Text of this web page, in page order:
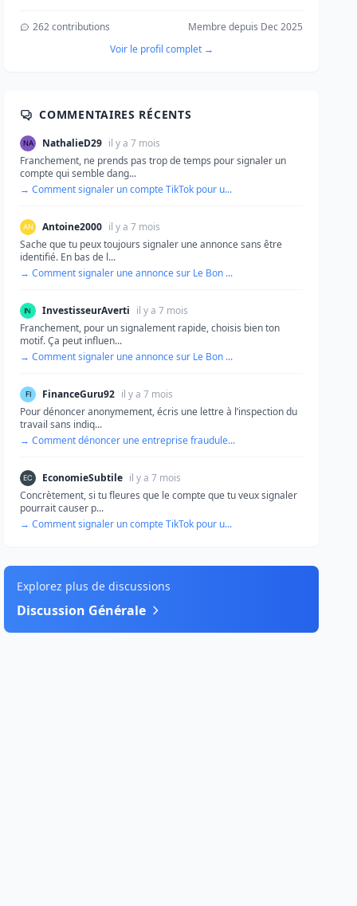
262 contributions
Membre depuis Dec 2025
Voir le profil complet →
COMMENTAIRES RÉCENTS
NathalieD29 il y a 7 mois
Franchement, ne prends pas trop de temps pour signaler un
compte qui semble dang...
→ Comment signaler un compte TikTok pour u...
Antoine2000 il y a 7 mois
Sache que tu peux toujours signaler une annonce sans être
identifié. En bas de l...
→ Comment signaler une annonce sur Le Bon ...
InvestisseurAverti il y a 7 mois
Franchement, pour un signalement rapide, choisis bien ton
motif. Ça peut influen...
→ Comment signaler une annonce sur Le Bon ...
FinanceGuru92 il y a 7 mois
Pour dénoncer anonymement, écris une lettre à l’inspection du
travail sans indiq...
→ Comment dénoncer une entreprise fraudule...
EconomieSubtile il y a 7 mois
Concrètement, si tu fleures que le compte que tu veux signaler
pourrait causer p...
→ Comment signaler un compte TikTok pour u...
Explorez plus de discussions
Discussion Générale